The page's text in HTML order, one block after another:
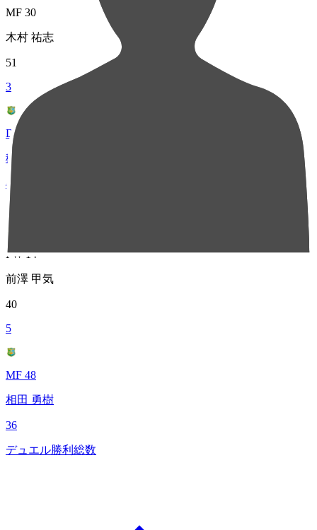
MF 30
木村 祐志
51
3
DF 5
稲積 大介
43
4
FW 14
前澤 甲気
40
5
MF 48
相田 勇樹
36
デュエル勝利総数